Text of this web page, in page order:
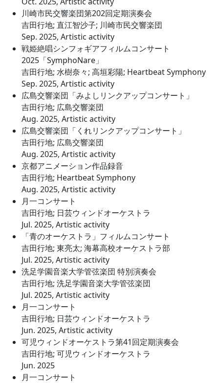
川崎市民交響楽団第202回定期演奏会
吉田行地; 直江智沙子; 川崎市民交響楽団
Sep. 2025, Artistic activity
戦姫絶唱シンフォギアフィルムコンサート
2025「SymphoNare」
吉田行地; 水樹奈々; 高垣彩陽; Heartbeat Symphony
Sep. 2025, Artistic activity
広島交響楽団「みよしリンクアップコンサート」
吉田行地; 広島交響楽団
Aug. 2025, Artistic activity
広島交響楽団「くれリンクアップコンサート」
吉田行地; 広島交響楽団
Aug. 2025, Artistic activity
京都アニメーション作品録音
吉田行地; Heartbeat Symphony
Aug. 2025, Artistic activity
月一コンサート
吉田行地; 日芸ウィンドオーケストラ
Jul. 2025, Artistic activity
「青のオーケストラ」フィルムコンサート
吉田行地; 東亮太; 海幕高校オーケストラ部
Jul. 2025, Artistic activity
洗足学園音楽大学管弦楽団 特別演奏会
吉田行地; 洗足学園音楽大学管弦楽団
Jul. 2025, Artistic activity
月一コンサート
吉田行地; 日芸ウィンドオーケストラ
Jun. 2025, Artistic activity
可児ウィンドオーケストラ第41回定期演奏会
吉田行地; 可児ウィンドオーケストラ
Jun. 2025
月一コンサート